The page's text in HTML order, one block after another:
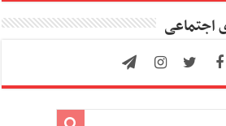
اجتماعی